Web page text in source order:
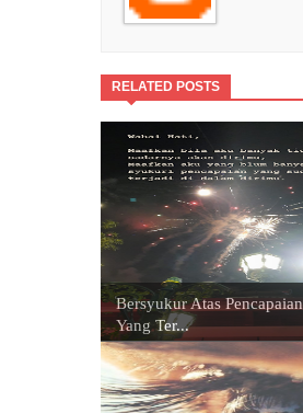
RELATED POSTS
Bersyukur Atas Pencapaian
Yang Ter...